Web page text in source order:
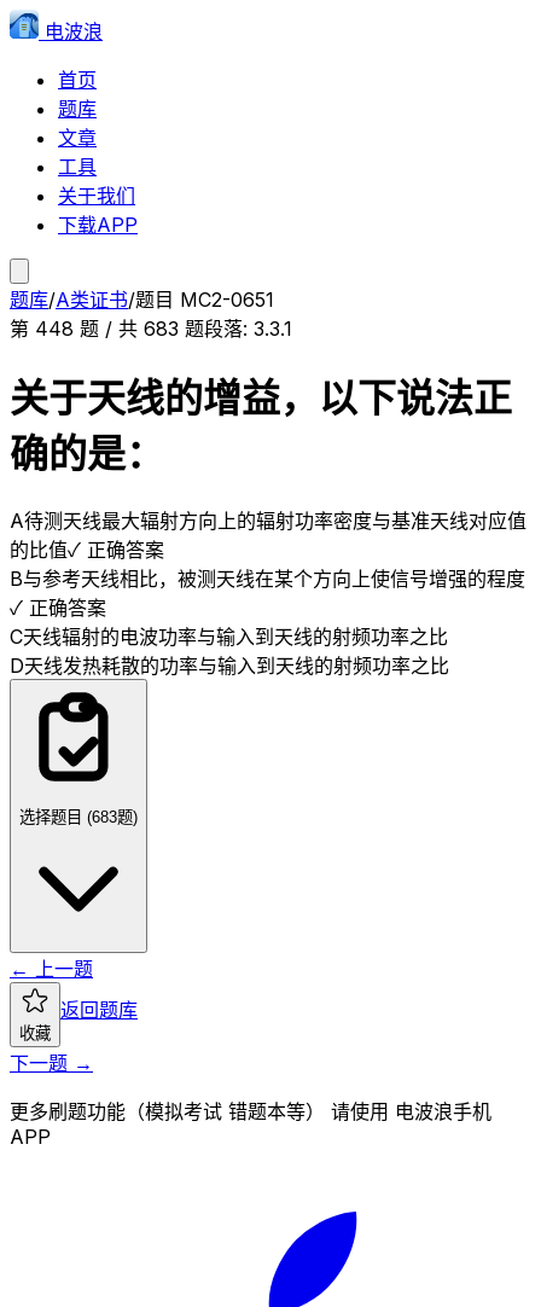
电波浪
首页
题库
文章
工具
关于我们
下载APP
题库/A类证书/题目 MC2-0651
第 448 题 / 共 683 题段落: 3.3.1
关于天线的增益，以下说法正
确的是：
A待测天线最大辐射方向上的辐射功率密度与基准天线对应值
的比值✓ 正确答案
B与参考天线相比，被测天线在某个方向上使信号增强的程度
✓ 正确答案
C天线辐射的电波功率与输入到天线的射频功率之比
D天线发热耗散的功率与输入到天线的射频功率之比
选择题目 (683题)
← 上一题
收藏
返回题库
下一题 →
更多刷题功能（模拟考试 错题本等） 请使用 电波浪手机
APP